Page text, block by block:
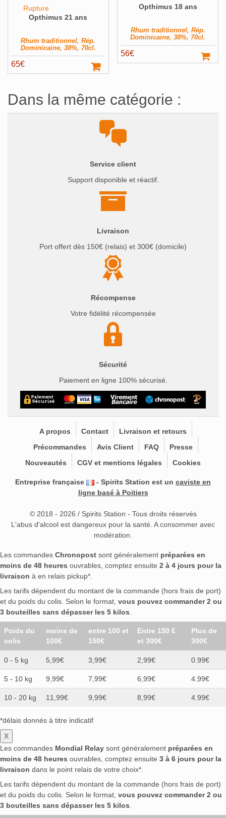
Rupture
Opthimus 21 ans
Rhum traditionnel, Rép.
Dominicaine, 38%, 70cl.
65€
Opthimus 18 ans
Rhum traditionnel, Rép.
Dominicaine, 38%, 70cl.
56€
Dans la même catégorie :
Service client
Support disponible et réactif.
Livraison
Port offert dès 150€ (relais) et 300€ (domicile)
Récompense
Votre fidélité récompensée
Sécurité
Paiement en ligne 100% sécurisé.
A propos Contact
Livraison et retours
Précommandes
Avis Client FAQ
Presse
Nouveautés
CGV et mentions légales Cookies
Entreprise française - Spirits Station est un caviste en
ligne basé à Poitiers
© 2018 - 2026 / Spirits Station - Tous droits réservés
L'abus d'alcool est dangereux pour la santé. A consommer avec
modération.
Les commandes Chronopost sont généralement préparées en
moins de 48 heures ouvrables, comptez ensuite 2 à 4 jours pour la
livraison à en relais pickup*.
Les tarifs dépendent du montant de la commande (hors frais de port)
et du poids du colis. Selon le format, vous pouvez commander 2 ou
3 bouteilles sans dépasser les 5 kilos.
Poids du
colis
moins de
100€
entre 100 et
150€
Entre 150 €
et 300€
Plus de
300€
0 - 5 kg 5,99€ 3,99€ 2,99€ 0.99€
5 - 10 kg 9,99€ 7,99€ 6,99€ 4.99€
10 - 20 kg 11,99€ 9,99€ 8,99€ 4.99€
*délais donnés à titre indicatif
X
Les commandes Mondial Relay sont généralement préparées en
moins de 48 heures ouvrables, comptez ensuite 3 à 6 jours pour la
livraison dans le point relais de votre choix*.
Les tarifs dépendent du montant de la commande (hors frais de port)
et du poids du colis. Selon le format, vous pouvez commander 2 ou
3 bouteilles sans dépasser les 5 kilos.